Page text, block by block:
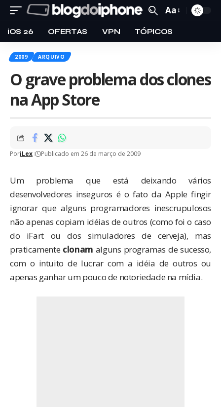
Aa
iOS 26 OFERTAS VPN TÓPICOS
2009 ARQUIVO
O grave problema dos clones
na App Store
PoriLex Publicado em 26 de março de 2009
Um problema que está deixando vários
desenvolvedores inseguros é o fato da Apple fingir
ignorar que alguns programadores inescrupulosos
não apenas copiam idéias de outros (como foi o caso
do iFartou dos simuladores de cerveja), mas
praticamente clonam alguns programas de sucesso,
com o intuito de lucrar com a idéia de outros ou
apenas ganhar um pouco de notoriedade na mídia.